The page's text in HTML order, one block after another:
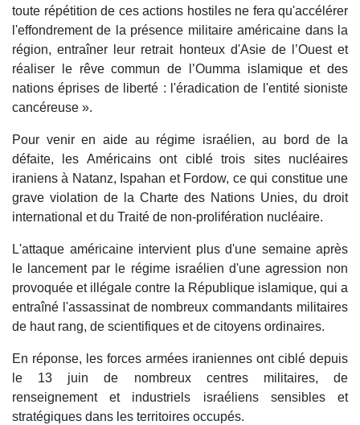
toute répétition de ces actions hostiles ne fera qu'accélérer
l'effondrement de la présence militaire américaine dans la
région, entraîner leur retrait honteux d'Asie de l’Ouest et
réaliser le rêve commun de l’Oumma islamique et des
nations éprises de liberté : l'éradication de l'entité sioniste
cancéreuse ».
Pour venir en aide au régime israélien, au bord de la
défaite, les Américains ont ciblé trois sites nucléaires
iraniens à Natanz, Ispahan et Fordow, ce qui constitue une
grave violation de la Charte des Nations Unies, du droit
international et du Traité de non-prolifération nucléaire.
L'attaque américaine intervient plus d'une semaine après
le lancement par le régime israélien d'une agression non
provoquée et illégale contre la République islamique, qui a
entraîné l'assassinat de nombreux commandants militaires
de haut rang, de scientifiques et de citoyens ordinaires.
En réponse, les forces armées iraniennes ont ciblé depuis
le 13 juin de nombreux centres militaires, de
renseignement et industriels israéliens sensibles et
stratégiques dans les territoires occupés.